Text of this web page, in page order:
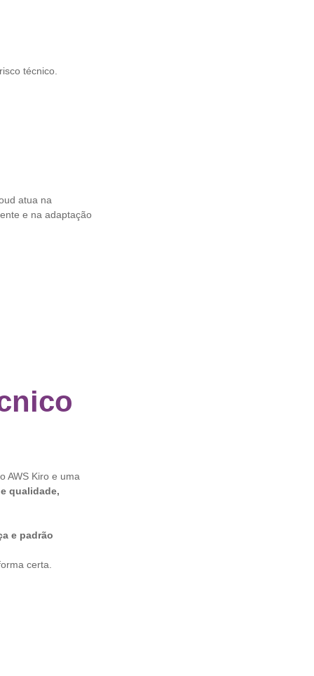
técnico.
atua na
e na adaptação
AWS Kiro e uma
qualidade,
e padrão
certa.